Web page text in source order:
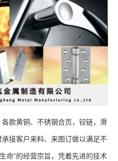
款黄铜、不锈钢合页，铰链，滑
接客户来料、来图订做以满足不
命”的经营宗旨，凭着先进的技术